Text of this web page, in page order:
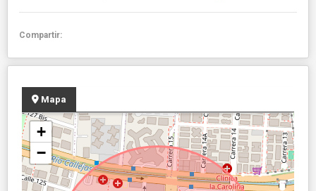
Compartir:
Mapa
+
−